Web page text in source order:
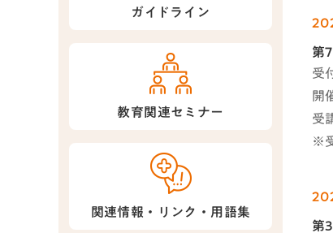
ガイドライン
教育関連セミナー
関連情報・リンク・用語集
第
受
開
受
※
第